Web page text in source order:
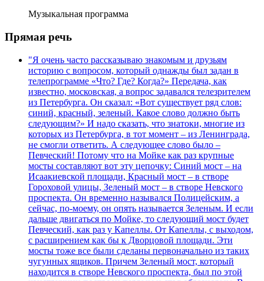
Музыкальная программа
Прямая речь
"Я очень часто рассказываю знакомым и друзьям
историю с вопросом, который однажды был задан в
телепрограмме «Что? Где? Когда?» Передача, как
известно, московская, а вопрос задавался телезрителем
из Петербурга. Он сказал: «Вот существует ряд слов:
синий, красный, зеленый. Какое слово должно быть
следующим?» И надо сказать, что знатоки, многие из
которых из Петербурга, в тот момент – из Ленинграда,
не смогли ответить. А следующее слово было –
Певческий! Потому что на Мойке как раз крупные
мосты составляют вот эту цепочку: Синий мост – на
Исаакиевской площади, Красный мост – в створе
Гороховой улицы, Зеленый мост – в створе Невского
проспекта. Он временно назывался Полицейским, а
сейчас, по-моему, он опять называется Зеленым. И если
дальше двигаться по Мойке, то следующий мост будет
Певческий, как раз у Капеллы. От Капеллы, с выходом,
с расширением как бы к Дворцовой площади. Эти
мосты тоже все были сделаны первоначально из таких
чугунных ящиков. Причем Зеленый мост, который
находится в створе Невского проспекта, был по этой